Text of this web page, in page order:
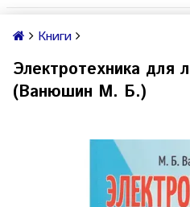
Книги
Электротехника для
(Ванюшин М. Б.)